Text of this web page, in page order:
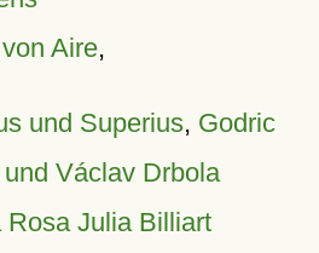
Aire,
und Superius, Godric
Václav Drbola
Rosa Julia Billiart